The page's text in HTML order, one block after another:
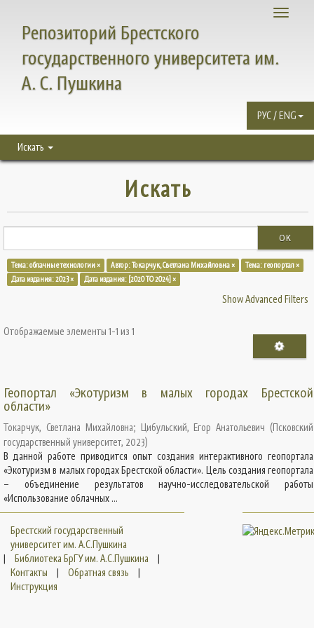
Toggle
Репозиторий Брестского
государственного университета им.
А. С. Пушкина
РУС / ENG
Искать
Искать
OK
Тема: облачные технологии × Автор: Токарчук, Светлана Михайловна ×
Тема: геопортал ×
Дата издания: 2023 ×
Дата издания: [2020 TO 2024] ×
Show Advanced Filters
Отображаемые элементы 1-1 из 1
Геопортал «Экотуризм в малых городах Брестской
области»
Токарчук, Светлана Михайловна; Цибульский, Егор Анатольевич (Псковский
государственный университет, 2023)
В данной работе приводится опыт создания интерактивного геопортала
«Экотуризм в малых городах Брестской области». Цель создания геопортала
– объединение результатов научно-исследовательской работы
«Использование облачных ...
Брестский государственный
университет им. А.С.Пушкина
|
Библиотека БрГУ им. А.С.Пушкина
|
Контакты
| Обратная связь
|
Инструкция